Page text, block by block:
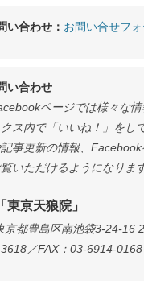
い合わせ： お問い合せフォ
い合わせ
ページでは様々な
ス内で「いいね！」をし
事更新の情報、
いただけるようになります
京天狼院」
都豊島区南池袋3-24-16
／FAX：03-6914-0168